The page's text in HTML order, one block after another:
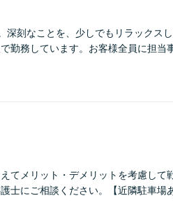
深刻なことを、少しでもリラックス
勤務しています。お客様全員に担当
てメリット・デメリットを考慮して
士にご相談ください。【近隣駐車場